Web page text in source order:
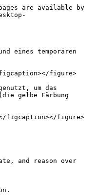
are available by
eines temporären
figure>
um das
gelbe Färbung
figcaption></figure>
and reason over